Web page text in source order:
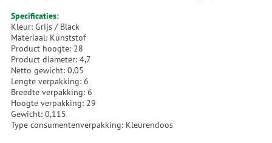
Specificaties:
Kleur: Grijs / Black
Materiaal: Kunststof
Product hoogte: 28
Product diameter: 4,7
Netto gewicht: 0,05
Lengte verpakking: 6
Breedte verpakking: 6
Hoogte verpakking: 29
Gewicht: 0,115
Type consumentenverpakking: Kleurendoos